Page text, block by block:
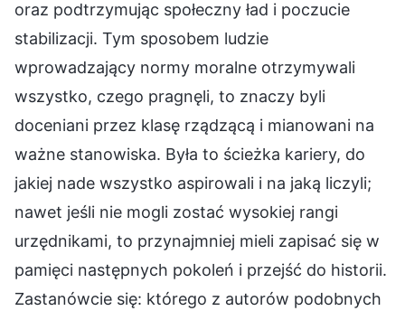
oraz podtrzymując społeczny ład i poczucie
stabilizacji. Tym sposobem ludzie
wprowadzający normy moralne otrzymywali
wszystko, czego pragnęli, to znaczy byli
doceniani przez klasę rządzącą i mianowani na
ważne stanowiska. Była to ścieżka kariery, do
jakiej nade wszystko aspirowali i na jaką liczyli;
nawet jeśli nie mogli zostać wysokiej rangi
urzędnikami, to przynajmniej mieli zapisać się w
pamięci następnych pokoleń i przejść do historii.
Zastanówcie się: którego z autorów podobnych